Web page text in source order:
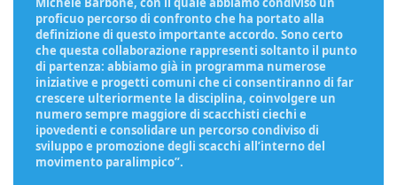
proficuo percorso di confronto che ha portato alla
definizione di questo importante accordo. Sono certo
che questa collaborazione rappresenti soltanto il punto
di partenza: abbiamo già in programma numerose
iniziative e progetti comuni che ci consentiranno di far
crescere ulteriormente la disciplina, coinvolgere un
numero sempre maggiore di scacchisti ciechi e
ipovedenti e consolidare un percorso condiviso di
sviluppo e promozione degli scacchi all’interno del
movimento paralimpico”.